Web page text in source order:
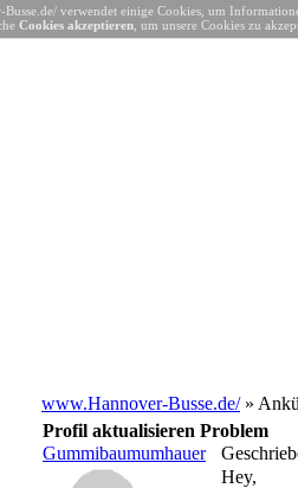
verwendet einige Cookies, um
Cookies akzeptieren , um unsere Cookies zu
www.Hannover-Busse.de/»
Profil aktualisieren Problem
Gummibaumumhauer
Hey,